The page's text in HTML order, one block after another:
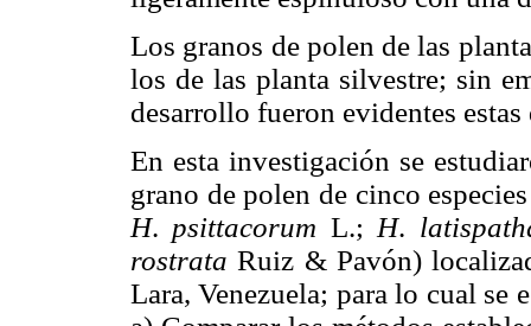
Los granos de polen de las
los de las planta silvestre; sin
desarrollo fueron evidentes
En esta investigación se
grano de polen de cinco
H. psittacorum L.; H.
rostrataRuiz & Pavón)
Lara, Venezuela; para lo cual se